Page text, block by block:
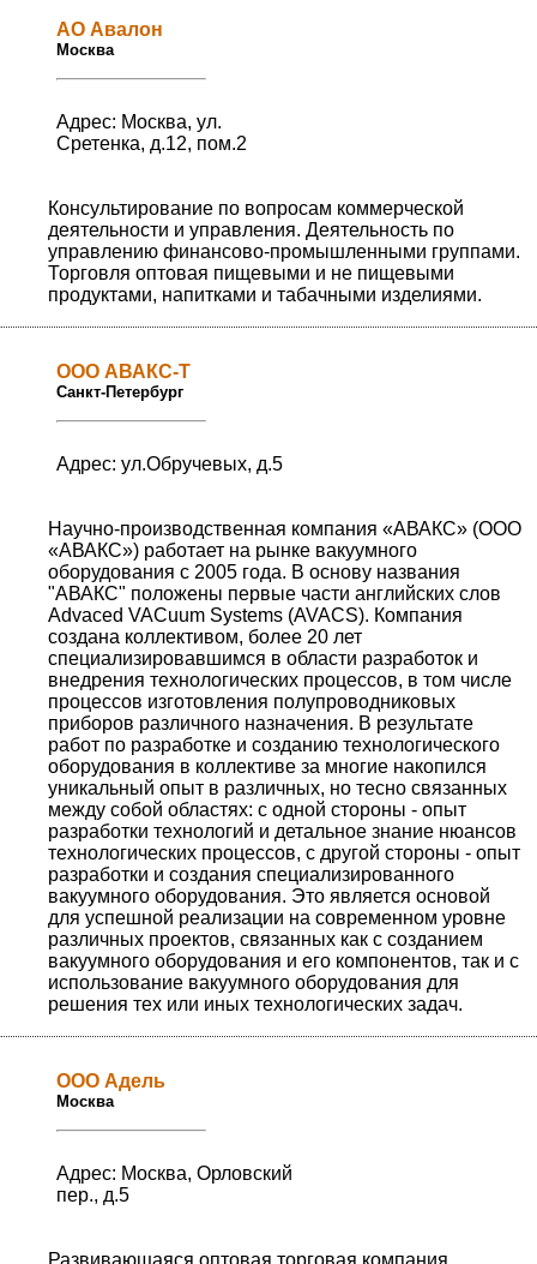
АО Авалон
Москва
Адрес: Москва, ул.
Сретенка, д.12, пом.2
Консультирование по вопросам коммерческой
деятельности и управления. Деятельность по
управлению финансово-промышленными группами.
Торговля оптовая пищевыми и не пищевыми
продуктами, напитками и табачными изделиями.
ООО АВАКС-Т
Санкт-Петербург
Адрес: ул.Обручевых, д.5
Научно-производственная компания «АВАКС» (ООО
«АВАКС») работает на рынке вакуумного
оборудования с 2005 года. В основу названия
"АВАКС" положены первые части английских слов
Advaced VACuum Systems (AVACS). Компания
создана коллективом, более 20 лет
специализировавшимся в области разработок и
внедрения технологических процессов, в том числе
процессов изготовления полупроводниковых
приборов различного назначения. В результате
работ по разработке и созданию технологического
оборудования в коллективе за многие накопился
уникальный опыт в различных, но тесно связанных
между собой областях: с одной стороны - опыт
разработки технологий и детальное знание нюансов
технологических процессов, с другой стороны - опыт
разработки и создания специализированного
вакуумного оборудования. Это является основой
для успешной реализации на современном уровне
различных проектов, связанных как с созданием
вакуумного оборудования и его компонентов, так и с
использование вакуумного оборудования для
решения тех или иных технологических задач.
ООО Адель
Москва
Адрес: Москва, Орловский
пер., д.5